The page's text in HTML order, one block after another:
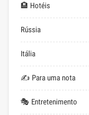
🏨 Hotéis
Rússia
Itália
✍ Para uma nota
🎭 Entretenimento